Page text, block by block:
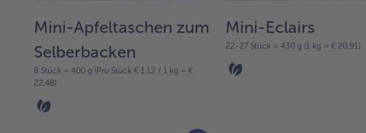
Mini-Apfeltaschen zum
Selberbacken
8 Stück = 400 g (Pro Stück € 1,12 / 1 kg = €
22,48)
Mini-Eclairs
22-27 Stück = 430 g (1 kg = € 20,91)